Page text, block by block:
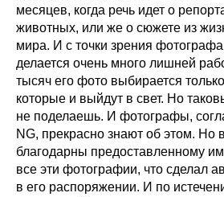
месяцев, когда речь идет о
животных, или же о сюжете из
мира. И с точки зрения
делается очень много лишней
тысяч его фото выбирается
которые и выйдут в свет. Но
не поделаешь. И фотографы,
NG, прекрасно знают об этом. Но
благодарны предоставленному
все эти фотографии, что сделал
в его распоряжении. И по